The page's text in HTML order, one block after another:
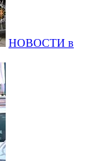
НОВОСТИ в